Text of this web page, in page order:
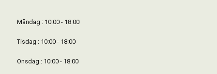
Måndag : 10:00 - 18:00
Tisdag : 10:00 - 18:00
Onsdag : 10:00 - 18:00